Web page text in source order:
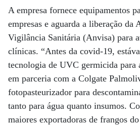
A empresa fornece equipamentos
empresas e aguarda a liberação da
Vigilância Sanitária (Anvisa) para
clínicas. “Antes da covid-19,
tecnologia de UVC germicida para
em parceria com a Colgate
fotopasteurizador para
tanto para água quanto insumos.
maiores exportadoras de frangos